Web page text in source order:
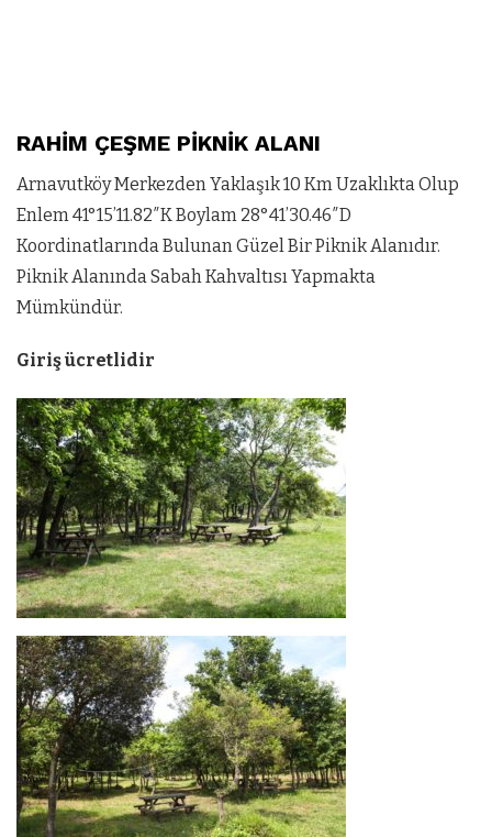
RAHİM ÇEŞME PİKNİK ALANI
Arnavutköy Merkezden Yaklaşık 10 Km Uzaklıkta Olup
Enlem 41°15’11.82″K Boylam 28°41’30.46″D
Koordinatlarında Bulunan Güzel Bir Piknik Alanıdır.
Piknik Alanında Sabah Kahvaltısı Yapmakta
Mümkündür.
Giriş ücretlidir